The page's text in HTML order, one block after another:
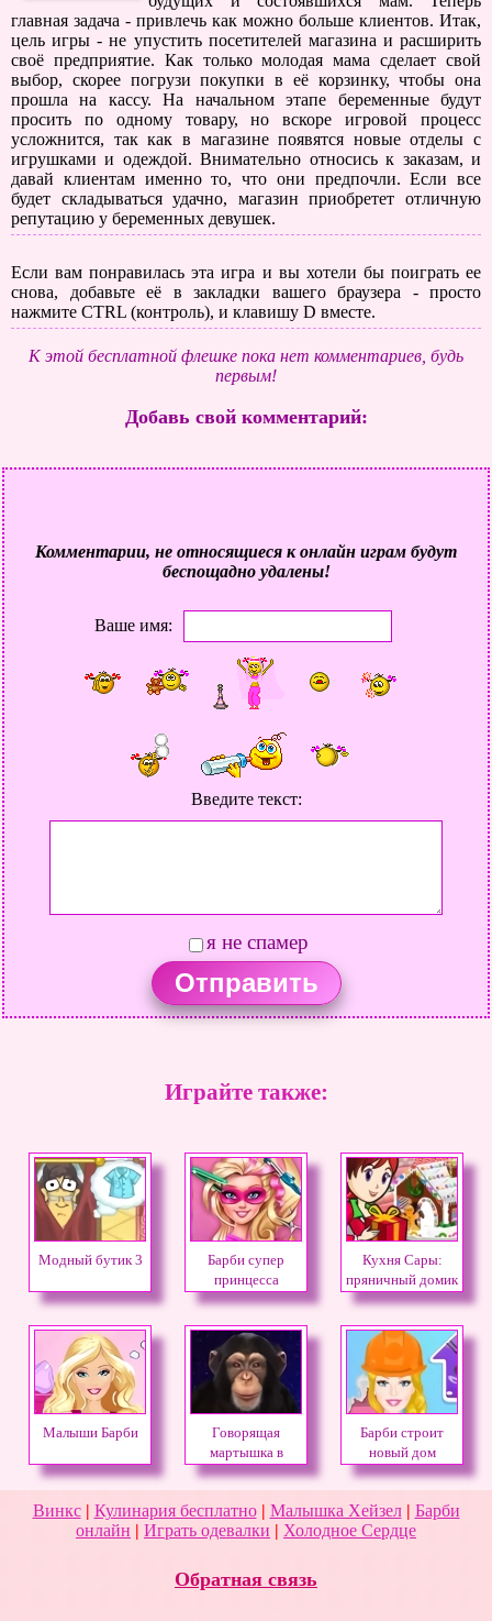
главная задача - привлечь как можно больше клиентов. Итак,
цель игры - не упустить посетителей магазина и расширить
своё предприятие. Как только молодая мама сделает свой
выбор, скорее погрузи покупки в её корзинку, чтобы она
прошла на кассу. На начальном этапе беременные будут
просить по одному товару, но вскоре игровой процесс
усложнится, так как в магазине появятся новые отделы с
игрушками и одеждой. Внимательно относись к заказам, и
давай клиентам именно то, что они предпочли. Если все
будет складываться удачно, магазин приобретет отличную
репутацию у беременных девушек.
Если вам понравилась эта игра и вы хотели бы поиграть ее
снова, добавьте её в закладки вашего браузера - просто
нажмите CTRL (контроль), и клавишу D вместе.
К этой бесплатной флешке пока нет комментариев, будь
первым!
Добавь свой комментарий:
Комментарии, не относящиеся к онлайн играм будут
беспощадно удалены!
Ваше имя:
Введите текст:
я не спамер
Играйте также:
Модный бутик 3
Барби супер
принцесса
Кухня Сары:
пряничный домик
Малыши Барби
Говорящая
мартышка в
космосе
Барби строит
новый дом
Винкс| Кулинария бесплатно| Малышка Хейзел| Барби
онлайн | Играть одевалки | Холодное Сердце
Обратная связь